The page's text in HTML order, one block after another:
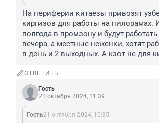
На периферии китаезы привозят
киргизов для работы на пилорамах.
полгода в промзону и будут
вечера, а местные неженки, хотят
в день и 2 выходных. А кзот не для
ОТВЕТИТЬ
Гость
21 октября 2024, 11:39
Гость21 октября 2024, 10:35